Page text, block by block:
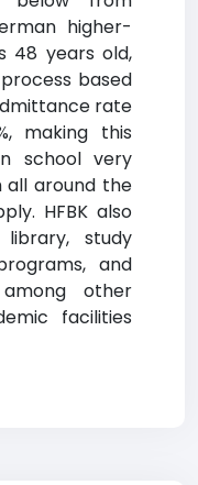
higher-
48 years old,
based
rate
making this
school very
all around the
HFBK also
study
and
among other
facilities